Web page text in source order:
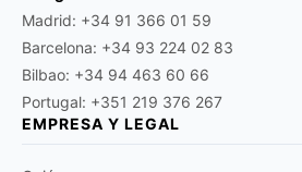
Madrid: +34 91 366 01 59
Barcelona: +34 93 224 02 83
Bilbao: +34 94 463 60 66
Portugal: +351 219 376 267
EMPRESA Y LEGAL